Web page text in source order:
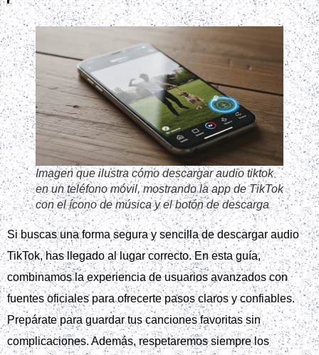
Imagen que ilustra cómo descargar audio tiktok
en un teléfono móvil, mostrando la app de TikTok
con el ícono de música y el botón de descarga
Si buscas una forma segura y sencilla de descargar audio
TikTok, has llegado al lugar correcto. En esta guía,
combinamos la experiencia de usuarios avanzados con
fuentes oficiales para ofrecerte pasos claros y confiables.
Prepárate para guardar tus canciones favoritas sin
complicaciones. Además, respetaremos siempre los